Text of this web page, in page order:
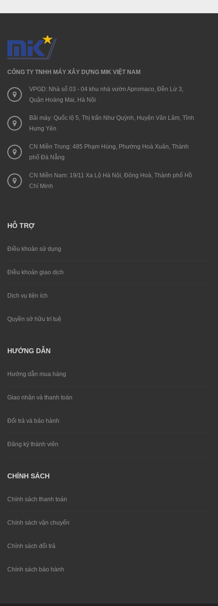
CÔNG TY TNHH MÁY XÂY DỰNG MIK VIỆT NAM
VPGD: Nhà số 03 - 04 khu nhà vườn Apromaco, Đền Lừ 3,
Quận Hoàng Mai, Hà Nội
Bãi máy: Quốc lộ 5, Thị trấn Như Quỳnh, Huyện Văn Lâm, Tỉnh
Hưng Yên
CN Miền Trung: 485 Phạm Hùng, Phường Hoà Xuân, Thành
phố Đà Nẵng
CN Miền Nam: 19/11 Xa Lộ Hà Nội, Đông Hoà, Thành phố Hồ
Chí Minh
HỖ TRỢ
Điều khoản sử dụng
Điều khoản giao dịch
Dịch vụ tiện ích
Quyền sở hữu trí tuệ
HƯỚNG DẪN
Hướng dẫn mua hàng
Giao nhận và thanh toán
Đổi trả và bảo hành
Đăng ký thành viên
CHÍNH SÁCH
Chính sách thanh toán
Chính sách vận chuyển
Chính sách đổi trả
Chính sách bảo hành